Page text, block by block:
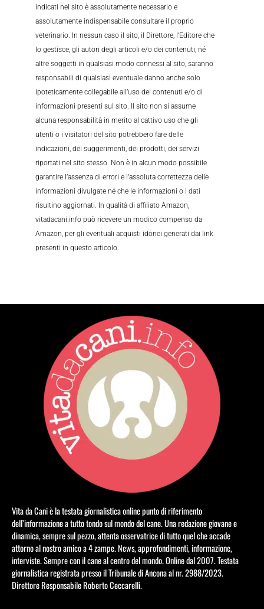
indicati nel sito è assolutamente necessario e
assolutamente indispensabile consultare il proprio
veterinario. In nessun caso il sito, il Direttore, l’Editore che
lo gestisce, gli autori degli articoli e/o dei contenuti, né
altre soggetti in qualsiasi modo connessi al sito, saranno
responsabili di qualsiasi eventuale danno anche solo
ipoteticamente collegabile all’uso dei contenuti e/o di
informazioni presenti sul sito. Il sito non si assume
alcuna responsabilità in merito al cattivo uso che gli
utenti o i visitatori del sito potrebbero fare delle
indicazioni, dei suggerimenti, dei prodotti, dei servizi
riportati nel sito stesso. Non è in alcun modo possibile
garantire l’assenza di errori e l’assoluta correttezza delle
informazioni divulgate né che le informazioni o i dati
risultino aggiornati. In qualità di affiliato Amazon,
vitadacani.info può ricevere un modico compenso da
Amazon, per gli eventuali acquisti idonei generati dai link
presenti in questo articolo.
Vita da Cani è la testata giornalistica online punto di riferimento
dell’informazione a tutto tondo sul mondo del cane. Una redazione giovane e
dinamica, sempre sul pezzo, attenta osservatrice di tutto quel che accade
attorno al nostro amico a 4 zampe. News, approfondimenti, informazione,
interviste. Sempre con il cane al centro del mondo. Online dal 2007. Testata
giornalistica registrata presso il Tribunale di Ancona al nr. 2988/2023.
Direttore Responsabile Roberto Ceccarelli.